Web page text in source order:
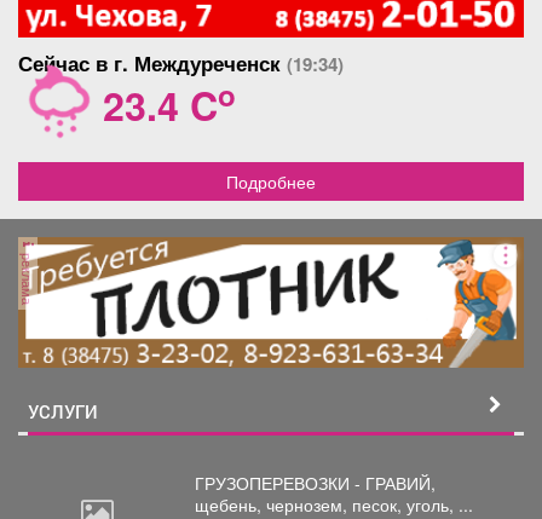
Сейчас в г. Междуреченск (19:34)
23.4 Co
Подробнее
реклама
УСЛУГИ
ГРУЗОПЕРЕВОЗКИ - ГРАВИЙ,
щебень, чернозем, песок, уголь, ...